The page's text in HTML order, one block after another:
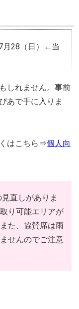
月28（日）←当
しれません。事前
あで手に入りま
はこちら⇒個人向
直しがありま
り可能エリアが
た、協賛席は雨
せんのでご注意